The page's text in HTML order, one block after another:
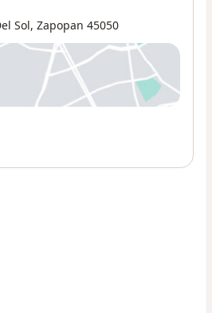
Sol, Zapopan 45050
una nueva pestaña